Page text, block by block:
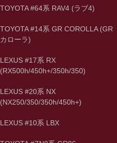
TOYOTA #64系 RAV4 (ラブ4)
TOYOTA #14系 GR COROLLA (GR
カローラ)
LEXUS #17系 RX
(RX500h/450h+/350h/350)
LEXUS #20系 NX
(NX250/350/350h/450h+)
LEXUS #10系 LBX